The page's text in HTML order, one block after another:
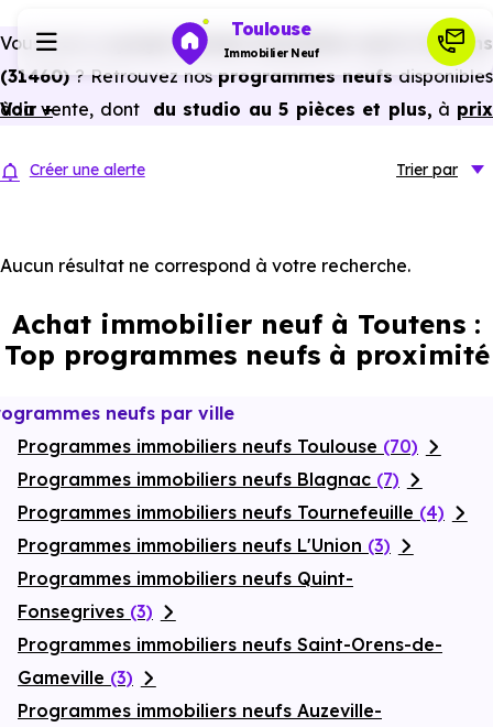
Toulouse
Immobilier Neuf
Investir
Actualités
Ressources
Financer
Vous avez un
projet d’achat immobilier neuf à Toutens
(31460) ? Retrouvez nos programmes neufs disponibles
à la vente, dont
du studio au 5 pièces et plus, à prix
avantages du neuf :PTZ, TVA réduitedans certains cas,
énergétiques, garanties constructeur, etc.
Voir +
Créer une alerte Trier par
Aucun résultat ne correspond à votre recherche.
Achat immobilier neuf à Toutens :
Top programmes neufs à proximité
neufs par ville
Programmes immobiliers neufs Toulouse (70)
Programmes immobiliers neufs Blagnac (7)
Programmes immobiliers neufs Tournefeuille (4)
Programmes immobiliers neufs L'Union (3)
Programmes immobiliers neufs Quint-
Fonsegrives (3)
Programmes immobiliers neufs Saint-Orens-de-
Gameville (3)
Programmes immobiliers neufs Auzeville-